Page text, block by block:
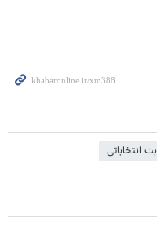
انتخاباتی